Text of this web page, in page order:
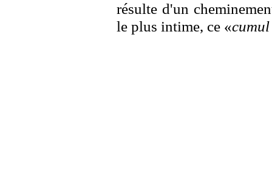
résulte d'un
le plus intime, ce «